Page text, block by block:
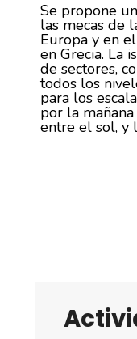
Se propone
las mecas de
Europa y en
en Grecia. La
de sectores,
todos los
para los
por la
entre el sol, y